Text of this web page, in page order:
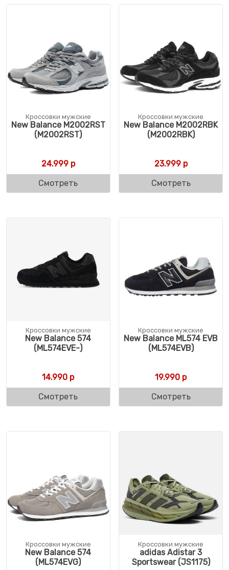
Кроссовки мужские
New Balance M2002RST
(M2002RST)
24.999р
Смотреть
Кроссовки мужские
New Balance M2002RBK
(M2002RBK)
23.999р
Смотреть
Кроссовки мужские
New Balance 574
(ML574EVE-)
14.990 р
Смотреть
Кроссовки мужские
New Balance ML574 EVB
(ML574EVB)
19.990 р
Смотреть
Кроссовки мужские
New Balance 574
(ML574EVG)
Кроссовки мужские
adidas Adistar 3
Sportswear (JS1175)